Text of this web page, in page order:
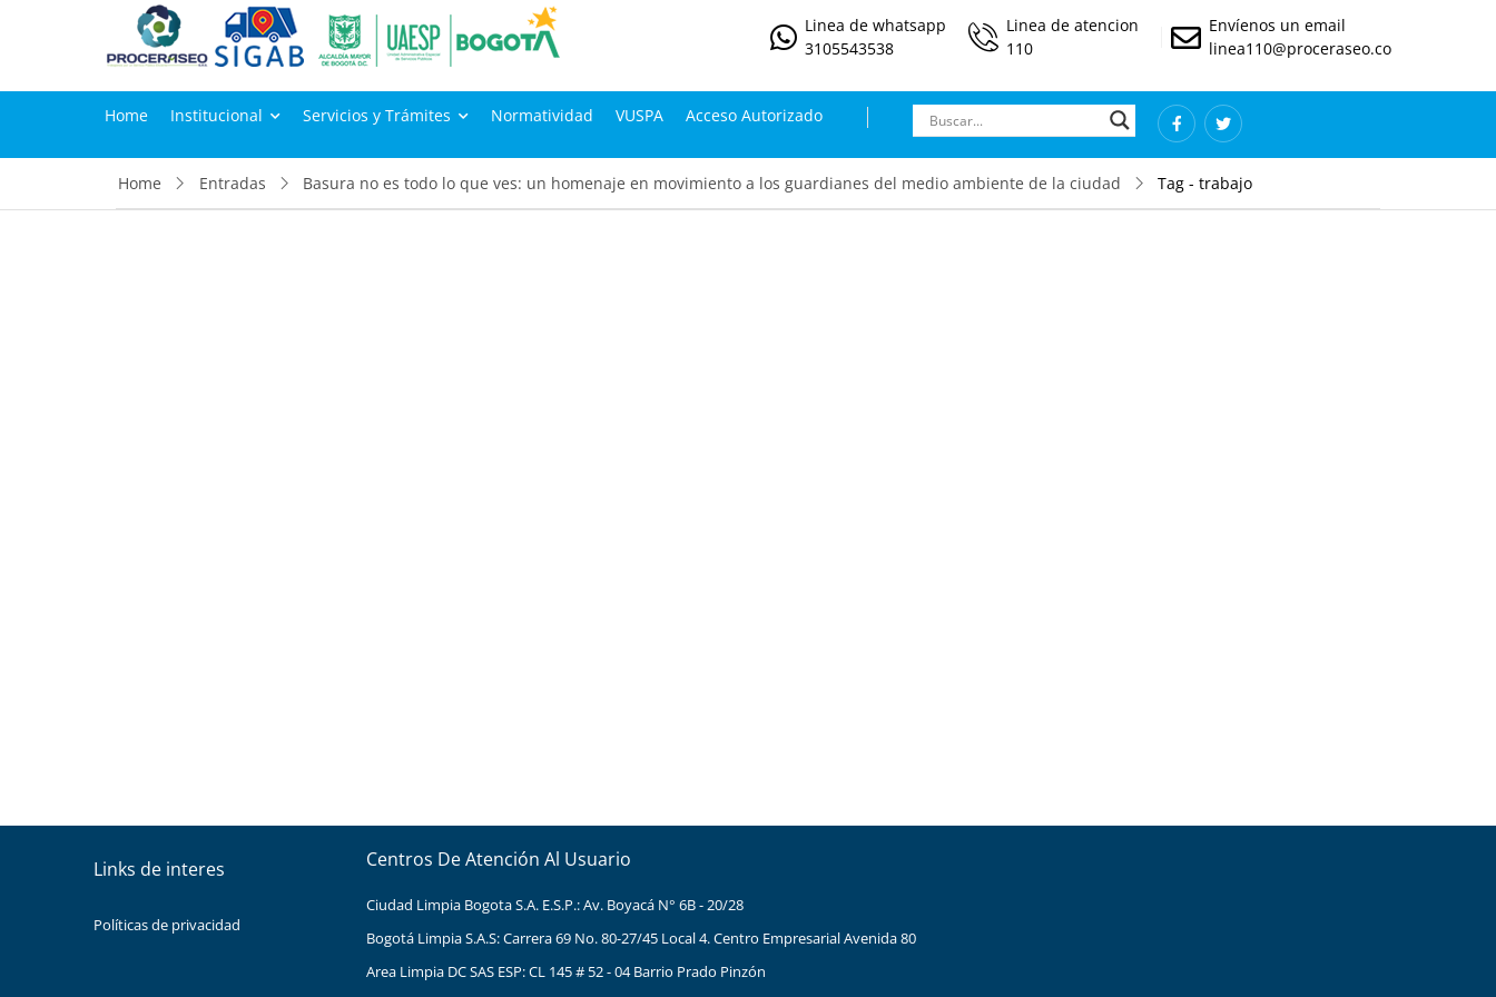
Linea de whatsapp
3105543538
Linea de atencion
110
Envíenos un email
linea110@proceraseo.co
Home Institucional Servicios y Trámites Normatividad VUSPA Acceso Autorizado
Home Entradas Basura no es todo lo que ves: un homenaje en movimiento a los guardianes del medio ambiente de la ciudad Tag - trabajo
Links de interes
Políticas de privacidad
Centros De Atención Al Usuario
Ciudad Limpia Bogota S.A. E.S.P.: Av. Boyacá N° 6B - 20/28
Bogotá Limpia S.A.S: Carrera 69 No. 80-27/45 Local 4. Centro Empresarial Avenida 80
Area Limpia DC SAS ESP: CL 145 # 52 - 04 Barrio Prado Pinzón